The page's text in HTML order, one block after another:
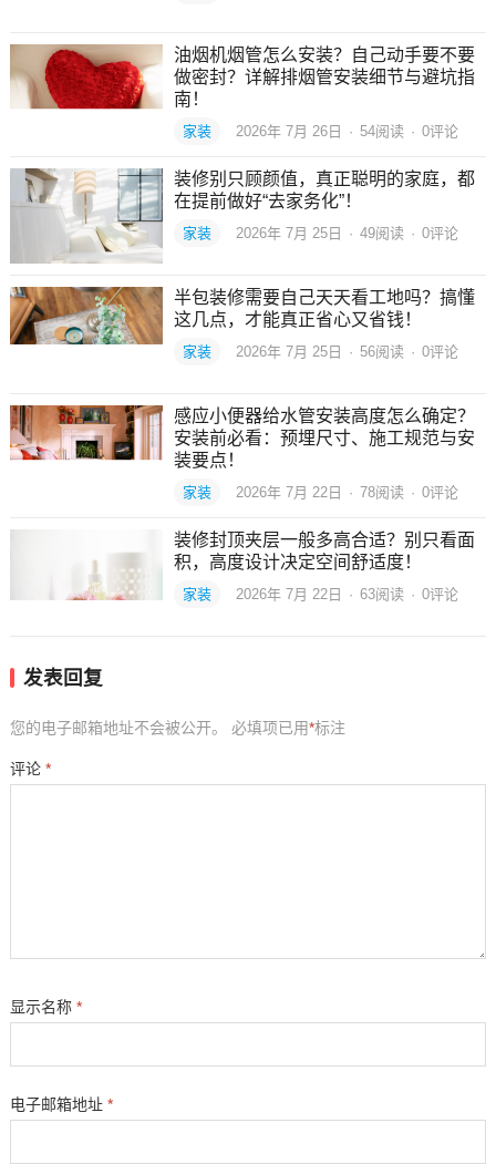
油烟机烟管怎么安装？自己动手要不要
做密封？详解排烟管安装细节与避坑指
南！
家装 2026年 7月 26日 · 54阅读 · 0评论
装修别只顾颜值，真正聪明的家庭，都
在提前做好“去家务化”！
家装 2026年 7月 25日 · 49阅读 · 0评论
半包装修需要自己天天看工地吗？搞懂
这几点，才能真正省心又省钱！
家装 2026年 7月 25日 · 56阅读 · 0评论
感应小便器给水管安装高度怎么确定？
安装前必看：预埋尺寸、施工规范与安
装要点！
家装 2026年 7月 22日 · 78阅读 · 0评论
装修封顶夹层一般多高合适？别只看面
积，高度设计决定空间舒适度！
家装 2026年 7月 22日 · 63阅读 · 0评论
发表回复
您的电子邮箱地址不会被公开。 必填项已用*标注
评论 *
显示名称 *
电子邮箱地址 *